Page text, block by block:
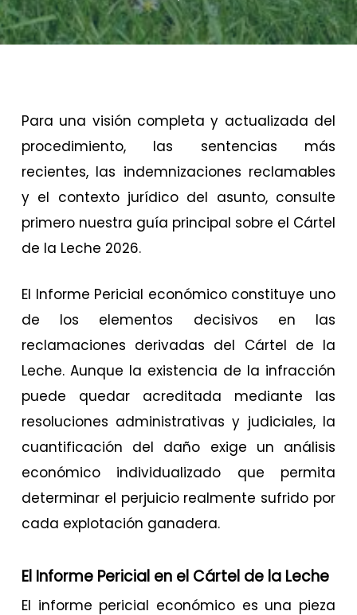
Para una visión completa y actualizada del
procedimiento, las sentencias más
recientes, las indemnizaciones reclamables
y el contexto jurídico del asunto, consulte
primero nuestra guía principal sobre el Cártel
de la Leche 2026.
El Informe Pericial económico constituye uno
de los elementos decisivos en las
reclamaciones derivadas del Cártel de la
Leche. Aunque la existencia de la infracción
puede quedar acreditada mediante las
resoluciones administrativas y judiciales, la
cuantificación del daño exige un análisis
económico individualizado que permita
determinar el perjuicio realmente sufrido por
cada explotación ganadera.
El Informe Pericial en el Cártel de la Leche
El informe pericial económico es una pieza